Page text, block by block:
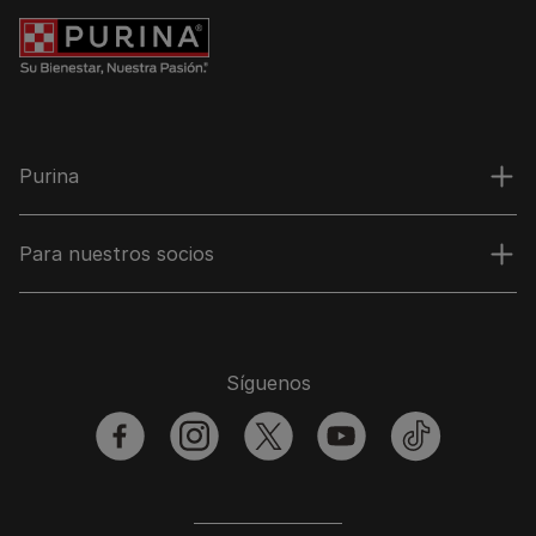
Purina
Para nuestros socios
Síguenos
facebookinstagramtwitter youtubetiktok